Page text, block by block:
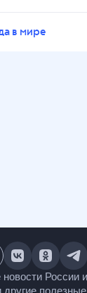
в мире
новости